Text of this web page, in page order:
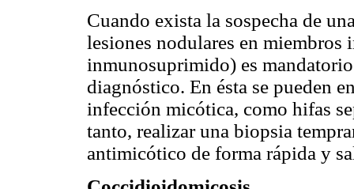
Cuando exista la sospecha de
lesiones nodulares en miembros
inmunosuprimido) es
diagnóstico. En ésta se pueden
infección micótica, como hifas
tanto, realizar una biopsia
antimicótico de forma rápida y